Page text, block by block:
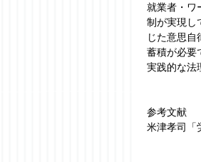
就業者・ワ
制が実現し
じた意思
蓄積が必要
実践的な法
参考文献
米津孝司「